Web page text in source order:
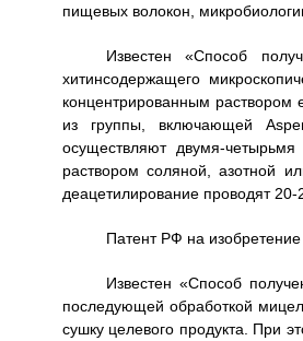
пищевых волокон,
Известен «Способ
хитинсодержащего
концентрированным раствором
из группы, включающей
осуществляют двумя-
раствором соляной, азотной
деацетилирование проводят
Патент РФ на
Известен «Способ
последующей обработкой
сушку целевого продукта. При